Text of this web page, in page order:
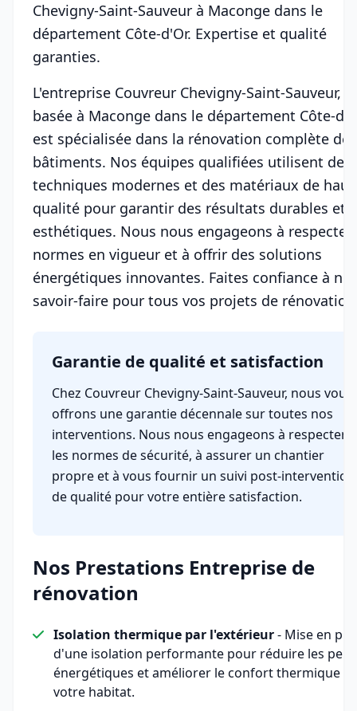
Chevigny-Saint-Sauveur à Maconge dans le
département Côte-d'Or. Expertise et qualité
garanties.
L'entreprise Couvreur Chevigny-Saint-Sauveur,
basée à Maconge dans le département Côte-
est spécialisée dans la rénovation complète de
bâtiments. Nos équipes qualifiées utilisent des
techniques modernes et des matériaux de
qualité pour garantir des résultats durables et
esthétiques. Nous nous engageons à respecter
normes en vigueur et à offrir des solutions
énergétiques innovantes. Faites confiance à
savoir-faire pour tous vos projets de
Garantie de qualité et satisfaction
Chez Couvreur Chevigny-Saint-Sauveur, nous vous
offrons une garantie décennale sur toutes nos
interventions. Nous nous engageons à respecter
les normes de sécurité, à assurer un chantier
propre et à vous fournir un suivi post-intervention
de qualité pour votre entière satisfaction.
Nos Prestations Entreprise de
rénovation
Isolation thermique par l'extérieur- Mise en
d'une isolation performante pour réduire les
énergétiques et améliorer le confort thermique
votre habitat.